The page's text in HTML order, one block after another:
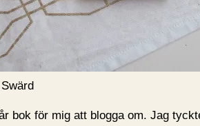
bok för mig att blogga om. Jag